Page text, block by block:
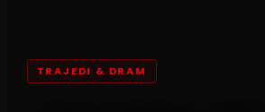
TRAJEDI & DRAM